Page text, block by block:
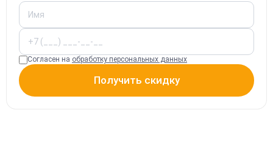
Согласен на обработку персональных данных
Получить скидку